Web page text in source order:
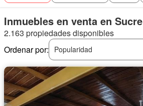
Inmuebles en venta en Sucre
2.163 propiedades disponibles
Ordenar por:
Popularidad